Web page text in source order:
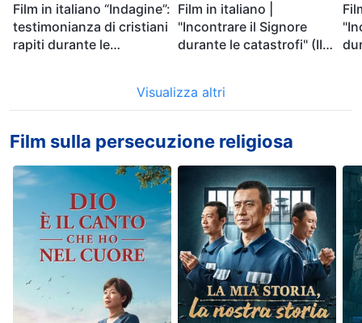
Film in italiano “Indagine”:
testimonianza di cristiani
rapiti durante le
Film in italiano |
"Incontrare il Signore
durante le catastrofi" (II)
possiamo entrare nel
Regno di Dio?
Visualizza altri
Film sulla persecuzione religiosa